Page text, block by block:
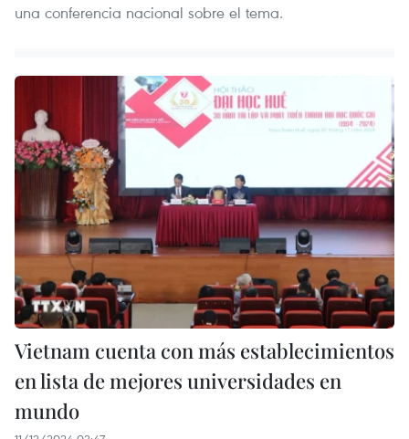
una conferencia nacional sobre el tema.
Vietnam cuenta con más establecimientos
en lista de mejores universidades en
mundo